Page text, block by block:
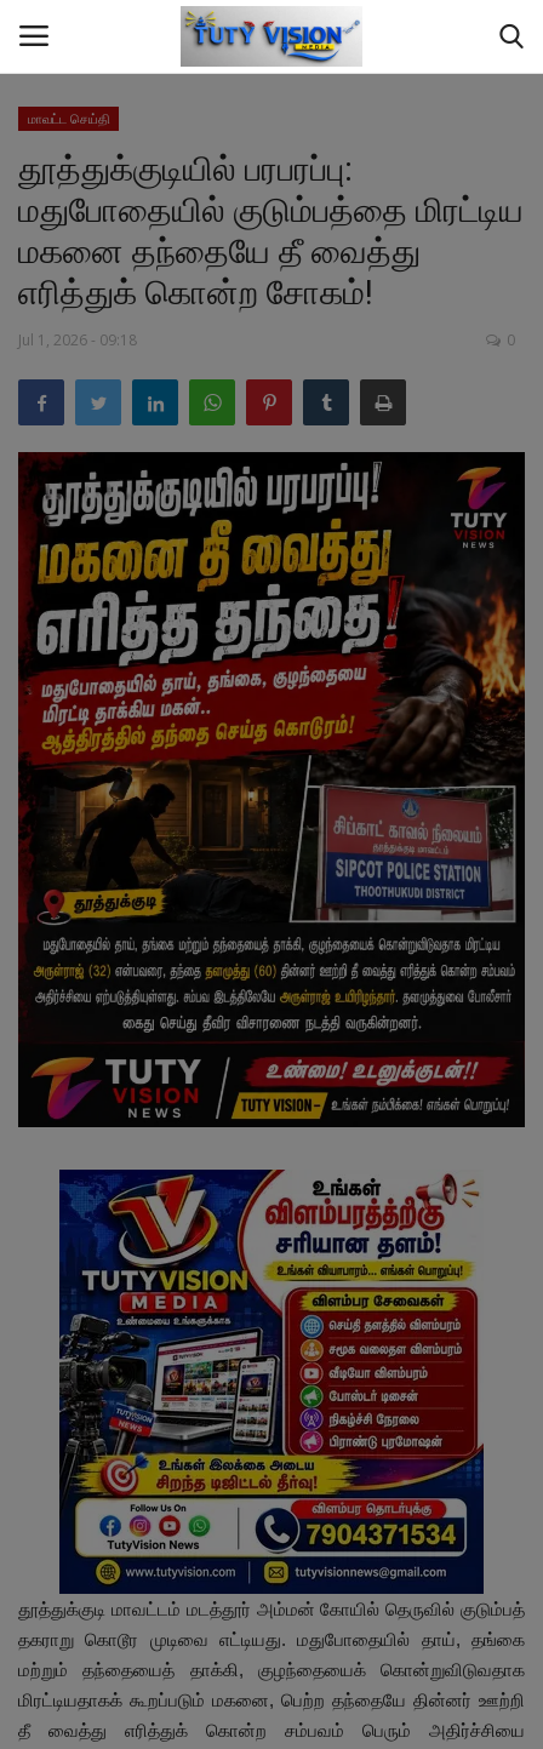
Home
மாவட்ட செய்தி
தமிழ்நாடு
இந்தியா
உலகம்
ஆண்மீக தகவல்
சமையல்
வேலைவாய்ப்பு
சட்டமன்ற தேர்தல் 2026
தொழில்நுட்பம்
மக்கள் புகார்கள்
சிறப்பு செய்திகள்
மாவட்ட செய்தி
தூத்துக்குடியில் பரபரப்பு:
மதுபோதையில் குடும்பத்தை மிரட்டிய
மகனை தந்தையே தீ வைத்து
எரித்துக் கொன்ற சோகம்!
Jul 1, 2026 - 09:18 0
தூத்துக்குடி மாவட்டம் மடத்தூர் அம்மன் கோயில் தெருவில் குடும்பத்
தகராறு கொடூர முடிவை எட்டியது. மதுபோதையில் தாய், தங்கை
மற்றும் தந்தையைத் தாக்கி, குழந்தையைக் கொன்றுவிடுவதாக
மிரட்டியதாகக் கூறப்படும் மகனை, பெற்ற தந்தையே தின்னர் ஊற்றி
தீ வைத்து எரித்துக் கொன்ற சம்பவம் பெரும் அதிர்ச்சியை